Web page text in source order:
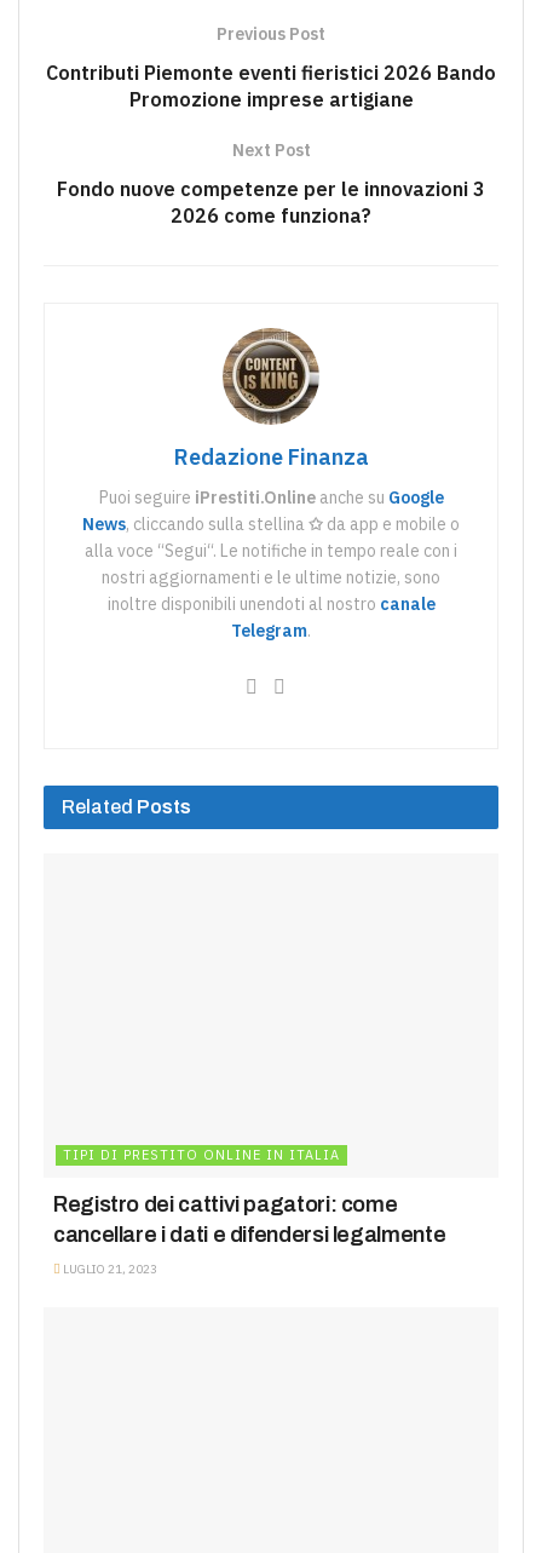
Previous Post
Contributi Piemonte eventi fieristici 2026 Bando
Promozione imprese artigiane
Next Post
Fondo nuove competenze per le innovazioni 3
2026 come funziona?
Redazione Finanza
Puoi seguire iPrestiti.Onlineanche su Google
News, cliccando sulla stellina ✩ da app e mobile o
alla voce “Segui“. Le notifiche in tempo reale con i
nostri aggiornamenti e le ultime notizie, sono
inoltre disponibili unendoti al nostro canale
Telegram.
Related Posts
TIPI DI PRESTITO ONLINE IN ITALIA
Registro dei cattivi pagatori: come
cancellare i dati e difendersi legalmente
LUGLIO 21, 2023